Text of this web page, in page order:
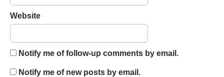
Website
Notify me of follow-up comments by email.
Notify me of new posts by email.